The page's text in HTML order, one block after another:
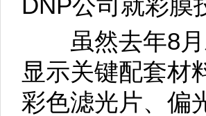
虽然去年8月
显示关键配套材
彩色滤光片、偏